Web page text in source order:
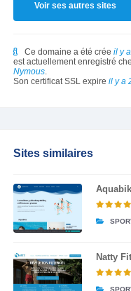
Voir ses autres sites
Ce domaine a été crée il y
est actuellement enregistré
Nymous.
Son certificat SSL expire il y a
Sites similaires
Natty